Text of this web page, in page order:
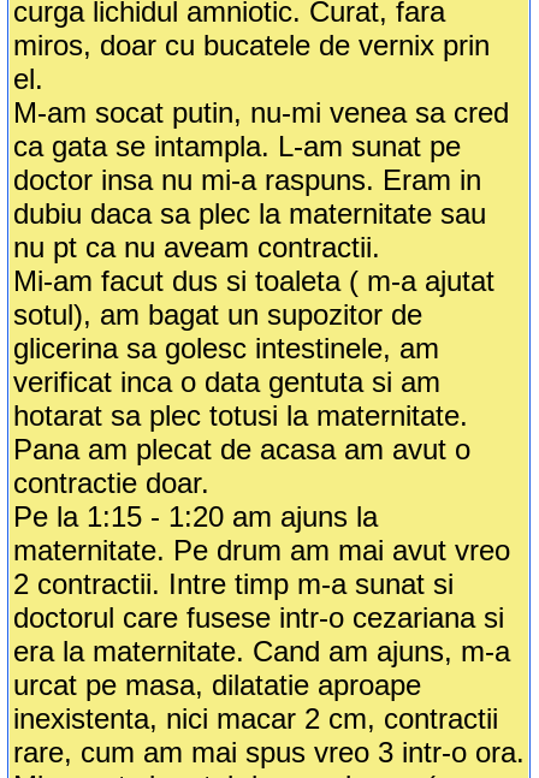
curga lichidul amniotic. Curat, fara
miros, doar cu bucatele de vernix prin
el.
M-am socat putin, nu-mi venea sa cred
ca gata se intampla. L-am sunat pe
doctor insa nu mi-a raspuns. Eram in
dubiu daca sa plec la maternitate sau
nu pt ca nu aveam contractii.
Mi-am facut dus si toaleta ( m-a ajutat
sotul), am bagat un supozitor de
glicerina sa golesc intestinele, am
verificat inca o data gentuta si am
hotarat sa plec totusi la maternitate.
Pana am plecat de acasa am avut o
contractie doar.
Pe la 1:15 - 1:20 am ajuns la
maternitate. Pe drum am mai avut vreo
2 contractii. Intre timp m-a sunat si
doctorul care fusese intr-o cezariana si
era la maternitate. Cand am ajuns, m-a
urcat pe masa, dilatatie aproape
inexistenta, nici macar 2 cm, contractii
rare, cum am mai spus vreo 3 intr-o ora.